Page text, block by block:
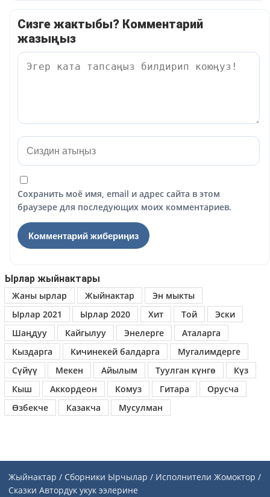
Сизге жактыбы? Комментарий
жазыңыз
Сохранить моё имя, email и адрес сайта в этом
браузере для последующих моих комментариев.
Ырлар жыйнактары
Жаны ырлар
Жыйнактар
Эн мыкты
Ырлар 2021
Ырлар 2020 Хит Той
Эски
Шаңдуу
Кайгылуу Энелерге
Аталарга
Кыздарга
Кичинекей балдарга
Мугалимдерге
Сүйүү
Мекен Айылым Туулган күнгө
Күз
Кыш
Аккордеон Комуз Гитара
Орусча
Өзбекче
Казакча Мусулман
Жыйнактар / Сборники Ырчылар / Исполнители Жомоктор /
Сказки Автордук укук ээлерине